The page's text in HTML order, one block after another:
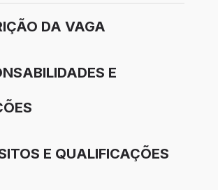
DA VAGA
E
E QUALIFICAÇÕES